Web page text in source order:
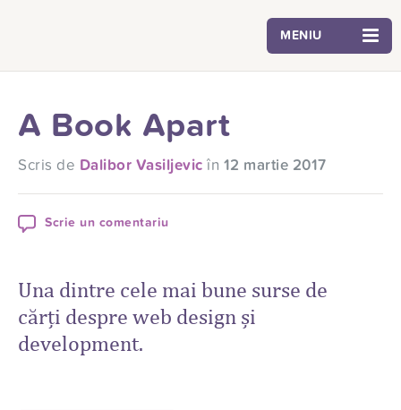
MENIU
A Book Apart
Scris de Dalibor Vasiljevic în 12 martie 2017
Scrie un comentariu
Una dintre cele mai bune surse de
cărți despre web design și
development.